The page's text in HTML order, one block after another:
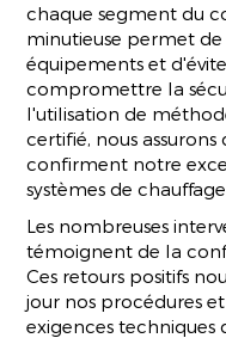
chaque segment du
minutieuse permet
équipements et
compromettre la
l'utilisation de
certifié, nous
confirment notre
systèmes de chauffage.
Les nombreuses
témoignent de la
Ces retours positifs
jour nos procédures
exigences techniques